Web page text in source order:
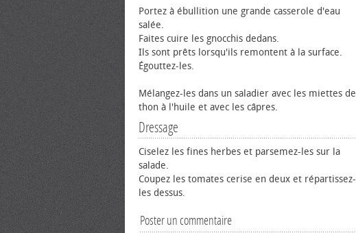
Portez à ébullition une grande casserole d'eau
salée.
Faites cuire les gnocchis dedans.
Ils sont prêts lorsqu'ils remontent à la surface.
Égouttez-les.
Mélangez-les dans un saladier avec les miettes de
thon à l'huile et avec les câpres.
Dressage
Ciselez les fines herbes et parsemez-les sur la
salade.
Coupez les tomates cerise en deux et répartissez-
les dessus.
Poster un commentaire